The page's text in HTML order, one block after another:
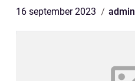
16 september 2023 admin